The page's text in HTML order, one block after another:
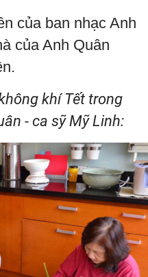
của ban nhạc Anh
của Anh Quân
khí Tết trong
- ca sỹ Mỹ Linh: